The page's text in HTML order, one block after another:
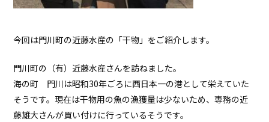
今回は門川町の近藤水産の「干物」をご紹介します。
門川町の（有）近藤水産さんを訪ねました。
海の町 門川は昭和30年ごろに西日本一の港として栄えていた
そうです。現在は干物用の魚の漁獲量は少ないため、専務の近
藤雄大さんが買い付けに行っているそうです。